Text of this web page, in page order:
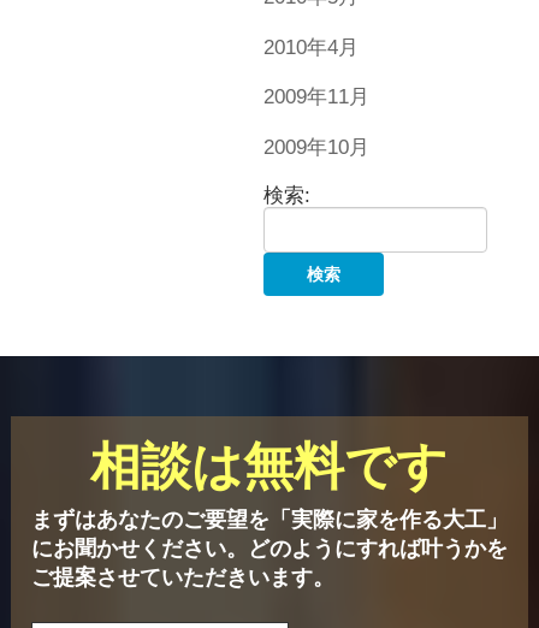
2010年4月
2009年11月
2009年10月
検索:
相談は無料です
まずはあなたのご要望を「実際に家を作る大工」
にお聞かせください。
どのようにすれば叶うかを
ご提案させていただきいます。